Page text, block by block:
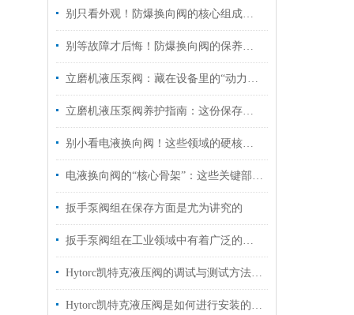
别只看外观！防爆换向阀的核心组成部分，才是安全关键
别等故障才后悔！防爆换向阀的保养诀窍，早知道少踩坑
立磨机液压泵阀：藏在设备里的“动力心脏”，核心功能全拆解
立磨机液压泵阀养护指南：这份保存秘诀，让核心部件“历久弥新”！
别小看电液换向阀！这些领域的硬核应用，远超你的想象
电液换向阀的“核心骨架”：这些关键部件，决定设备运行效率！
扳手泵阀组在保存方面是尤为讲究的
扳手泵阀组在工业领域中有着广泛的作用
Hytorc凯特克液压阀的调试与测试方法具体如下
Hytorc凯特克液压阀是如何进行安装的？你可知晓？